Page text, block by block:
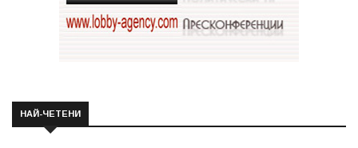
НАЙ-ЧЕТЕНИ